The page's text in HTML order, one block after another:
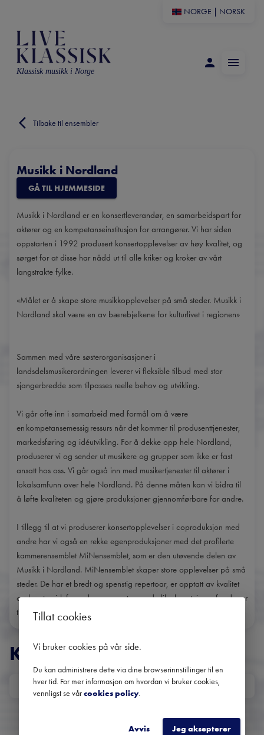
NORGE NORSK
Klassisk musikk i Norge
Tilbake til ensembler
Musikk i Nordland
GÅ TIL HJEMMESIDE
Musikk i Nordland er en konsertleverandør, en samarbeidspart for
aktører og en kompetanseinstitusjon for arrangører. Vi har siden
oppstarten i 1992 produsert konsertopplevelser av høy kvalitet, og
sørget for at disse har nådd ut til alle kriker og kroker av vårt
langstrakte fylke.
«Målet er å skape store musikkopplevelser på små steder. Musikk i
Nordland skal være en av bærebjelkene for kulturlivet i regionen»
Sammen med våre søsterorganisasjoner i
landsdelsmusikerordningen leverer vi fleksible tilbud med stor
sjangerbredde som tilpasses reelle behov og utvikling.
Vi går ofte inn i samarbeid med formål om å være
en kompetansemessig ressurs når det kommer til produsenttjenester,
markedsføring og idéutvikling. For å dekke opp hele Nordland,
produserer vi og sender ut musikere og grupper som ikke er fast
ansatt hos oss. Vi går også inn med musikertjenester til aktører i
lokalsamfunn over hele Nordland. På denne måten kan vi bidra til
å løfte kvaliteten og gjøre produksjoner gjennomførbare for andre.
I tillegg til at vi produserer konsertopplevelser i coproduksjon med
andre har vi også en rekke egenproduksjoner med det profilerte
kammerensemblet MiNensemblet, som er den utøvende delen av
Musikk i Nordland. MiNensemblet skaper store opplevelser på små
steder. De har et bredt og spenstig repertoar, er opptatt av kvalitet
og kunstnerisk fornyelse, og opptrer med ulike besetninger fra duoer
KONSERTER
DATO
Bruk datofilteret for å se tidligere konserter.
Tillat cookies
Vi bruker cookies på vår side.
Du kan administrere dette via dine browserinnstillinger til en
hver tid. For mer informasjon om hvordan vi bruker cookies,
vennligst se vårcookies policy.
Avvis Jeg aksepterer